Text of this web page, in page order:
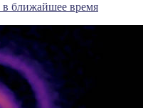
в ближайшее время